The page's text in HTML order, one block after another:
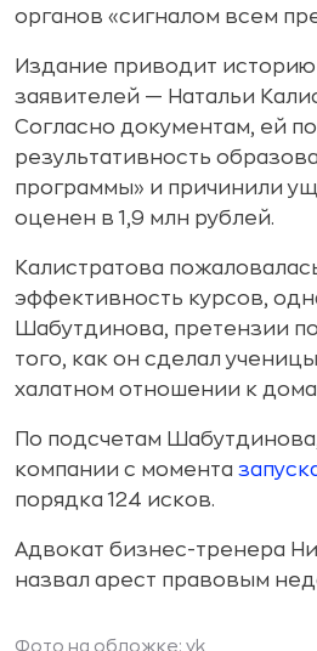
органов «сигналом всем
Издание приводит
заявителей — Натальи
Согласно документам, ей
результативность
программы» и причинили
оценен в 1,9 млн рублей.
Калистратова
эффективность курсов,
Шабутдинова, претензии
того, как он сделал
халатном отношении к
По подсчетам
компании с момента
порядка 124 исков.
Адвокат бизнес-тренера
назвал арест правовым
Фото на обложке: vk